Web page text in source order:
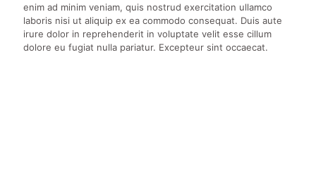
enim ad minim veniam, quis nostrud exercitation ullamco
laboris nisi ut aliquip ex ea commodo consequat. Duis aute
irure dolor in reprehenderit in voluptate velit esse cillum
dolore eu fugiat nulla pariatur. Excepteur sint occaecat.